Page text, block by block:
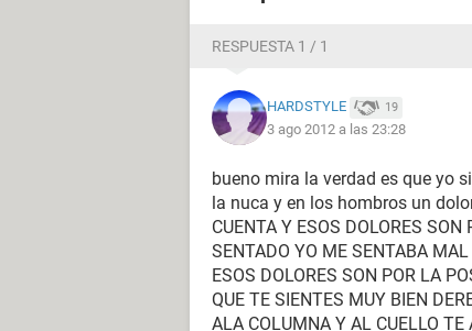
RESPUESTA 1 / 1
HARDSTYLE 19
3 ago 2012 a las 23:28
bueno mira la verdad es que yo
la nuca y en los hombros un
CUENTA Y ESOS DOLORES
SENTADO YO ME SENTABA
ESOS DOLORES SON POR LA
QUE TE SIENTES MUY BIEN
ALA COLUMNA Y AL CUELLO